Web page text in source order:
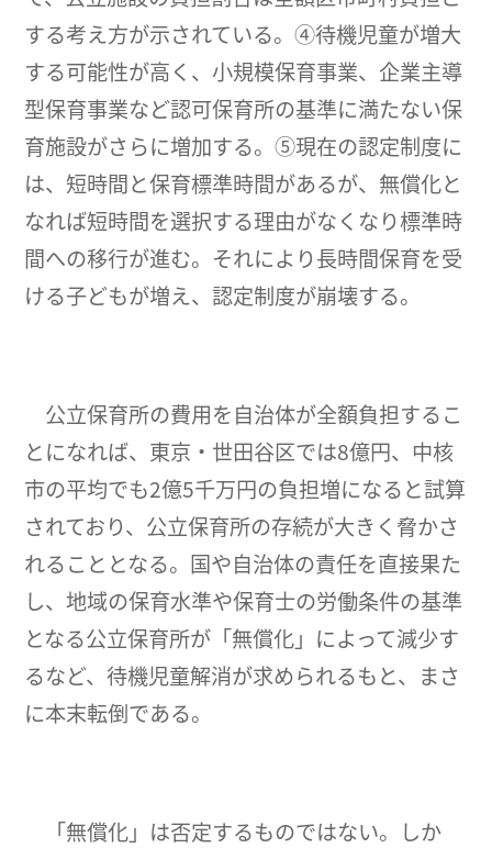
する考え方が示されている。④待機児童が増大
する可能性が高く、小規模保育事業、企業主導
型保育事業など認可保育所の基準に満たない保
育施設がさらに増加する。⑤現在の認定制度に
は、短時間と保育標準時間があるが、無償化と
なれば短時間を選択する理由がなくなり標準時
間への移行が進む。それにより長時間保育を受
ける子どもが増え、認定制度が崩壊する。
公立保育所の費用を自治体が全額負担するこ
とになれば、東京・世田谷区では8億円、中核
市の平均でも2億5千万円の負担増になると試算
されており、公立保育所の存続が大きく脅かさ
れることとなる。国や自治体の責任を直接果た
し、地域の保育水準や保育士の労働条件の基準
となる公立保育所が「無償化」によって減少す
るなど、待機児童解消が求められるもと、まさ
に本末転倒である。
「無償化」は否定するものではない。しか